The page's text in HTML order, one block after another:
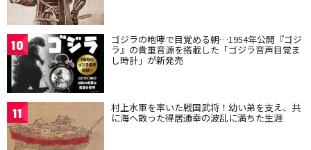
10 ゴジラの咆哮で目覚める朝…1954年公開『ゴジ
ラ』の貴重音源を搭載した「ゴジラ音声目覚ま
し時計」が新発売
11 村上水軍を率いた戦国武将！幼い弟を支え、共
に海へ散った得居通幸の波乱に満ちた生涯